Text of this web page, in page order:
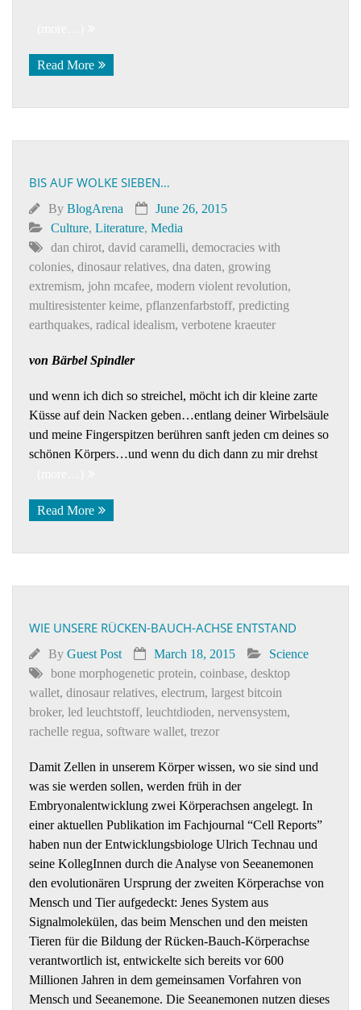
Read More
BIS AUF WOLKE SIEBEN…
By BlogArena
June 26, 2015
Culture, Literature, Media
dan chirot, david caramelli, democracies with
colonies, dinosaur relatives, dna daten, growing
extremism, john mcafee, modern violent revolution,
multiresistenter keime, pflanzenfarbstoff, predicting
earthquakes, radical idealism, verbotene kraeuter
von Bärbel Spindler
und wenn ich dich so streichel, möcht ich dir kleine zarte
Küsse auf dein Nacken geben…entlang deiner Wirbelsäule
und meine Fingerspitzen berühren sanft jeden cm deines so
schönen Körpers…und wenn du dich dann zu mir drehst
Read More
WIE UNSERE RÜCKEN-BAUCH-ACHSE ENTSTAND
By Guest Post March 18, 2015
Science
bone morphogenetic protein, coinbase, desktop
wallet, dinosaur relatives, electrum, largest bitcoin
broker, led leucht­stoff, leuchtdioden, nervensystem,
rachelle regua, software wallet, trezor
Damit Zellen in unserem Körper wissen, wo sie sind und
was sie werden sollen, werden früh in der
Embryonalentwicklung zwei Körperachsen angelegt. In
einer aktuellen Publikation im Fachjournal “Cell Reports”
haben nun der Entwicklungsbiologe Ulrich Technau und
seine KollegInnen durch die Analyse von Seeanemonen
den evolutionären Ursprung der zweiten Körperachse von
Mensch und Tier aufgedeckt: Jenes System aus
Signalmolekülen, das beim Menschen und den meisten
Tieren für die Bildung der Rücken-Bauch-Körperachse
verantwortlich ist, entwickelte sich bereits vor 600
Millionen Jahren in dem gemeinsamen Vorfahren von
Mensch und Seeanemone. Die Seeanemonen nutzen dieses